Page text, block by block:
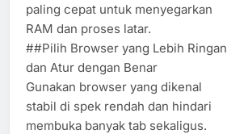
paling cepat untuk menyegarkan
RAM dan proses latar.
##Pilih Browser yang Lebih Ringan
dan Atur dengan Benar
Gunakan browser yang dikenal
stabil di spek rendah dan hindari
membuka banyak tab sekaligus.